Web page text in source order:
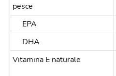
pesce
EPA
DHA
Vitamina E naturale